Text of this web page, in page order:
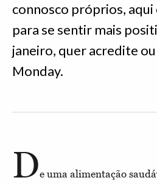
connosco próprios, aqui
para se sentir mais
janeiro, quer acredite ou
Monday.
De uma alimentação